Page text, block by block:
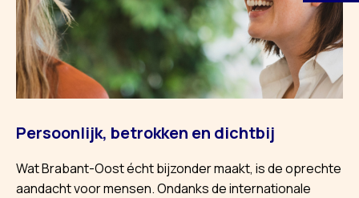
Persoonlijk, betrokken en dichtbij
Wat Brabant-Oost écht bijzonder maakt, is de oprechte
aandacht voor mensen. Ondanks de internationale